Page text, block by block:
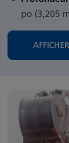
po (3,205